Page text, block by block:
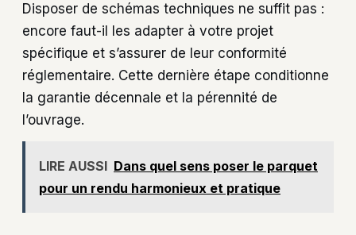
Disposer de schémas techniques ne suffit pas :
encore faut-il les adapter à votre projet
spécifique et s’assurer de leur conformité
réglementaire. Cette dernière étape conditionne
la garantie décennale et la pérennité de
l’ouvrage.
LIRE AUSSI Dans quel sens poser le parquet
pour un rendu harmonieux et pratique